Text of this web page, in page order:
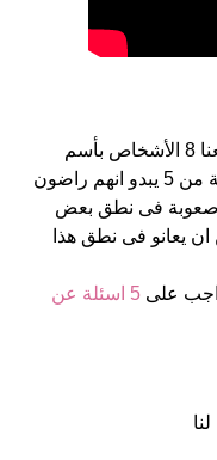
Pierre Dufour هو اسم فتاة. على موقعنا 8 الأشخاص بأسم
Pierre Dufour (قدر اسمائهم ب 4 نجمة من 5 يبدو انهم راضون
صعوبة فى نطق بعض
ان يعانو فى نطق هذا
5 اسئلة عن